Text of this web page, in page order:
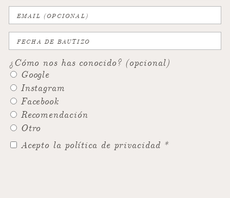
¿Cómo nos has conocido? (opcional)
Google
Instagram
Facebook
Recomendación
Otro
Acepto la política de privacidad *